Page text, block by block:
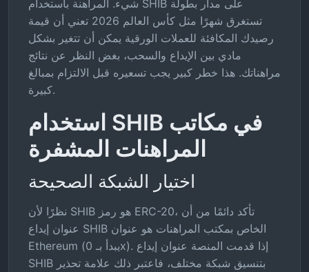
شيء. المراهنة باستخدام SHIB على مدار بطولة
تستغرق شهرًا مثل كأس العالم 2026 تعني أن قيمة
رصيدك المكافئة للعملات الورقية يمكن أن تتغير بشكل
مادي بين الإيداع والسحب، بغض النظر عن نتائج
مراهناتك. هذا خطر كبير يجب تسعيره قبل الالتزام بمبالغ
كبيرة.
استخدام SHIB في مكاتب
المراهنات المشفرة
اختيار الشبكة الصحيحة
نظرًا لأن SHIB هو رمز ERC-20، تأكد دائمًا من أن
عنوان إيداع SHIB الخاص بمكتب المراهنات هو عنوان
Ethereum (يبدأ بـ 0x). إذا قدمت المنصة عنوان إيداع
SHIB بتنسيق شبكة مختلف، فاعتبر ذلك علامة تحذير